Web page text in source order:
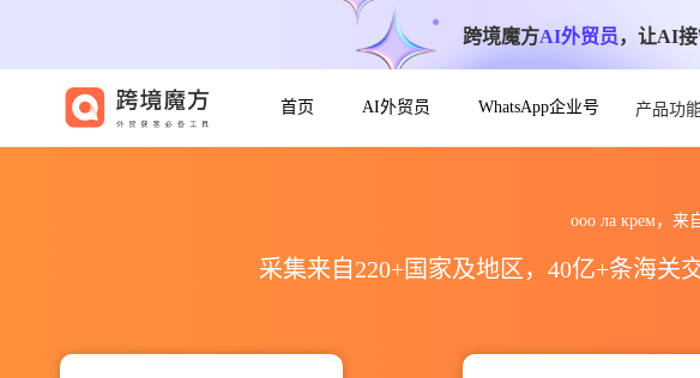
跨境魔方AI外贸员，让AI接
首页 AI外贸员 WhatsApp企业号 产品功
ооо ла крем，
采集来自220+国家及地区，40亿+条海